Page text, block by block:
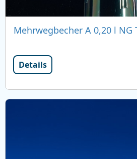
Mehrwegbecher A 0,20 l
Details